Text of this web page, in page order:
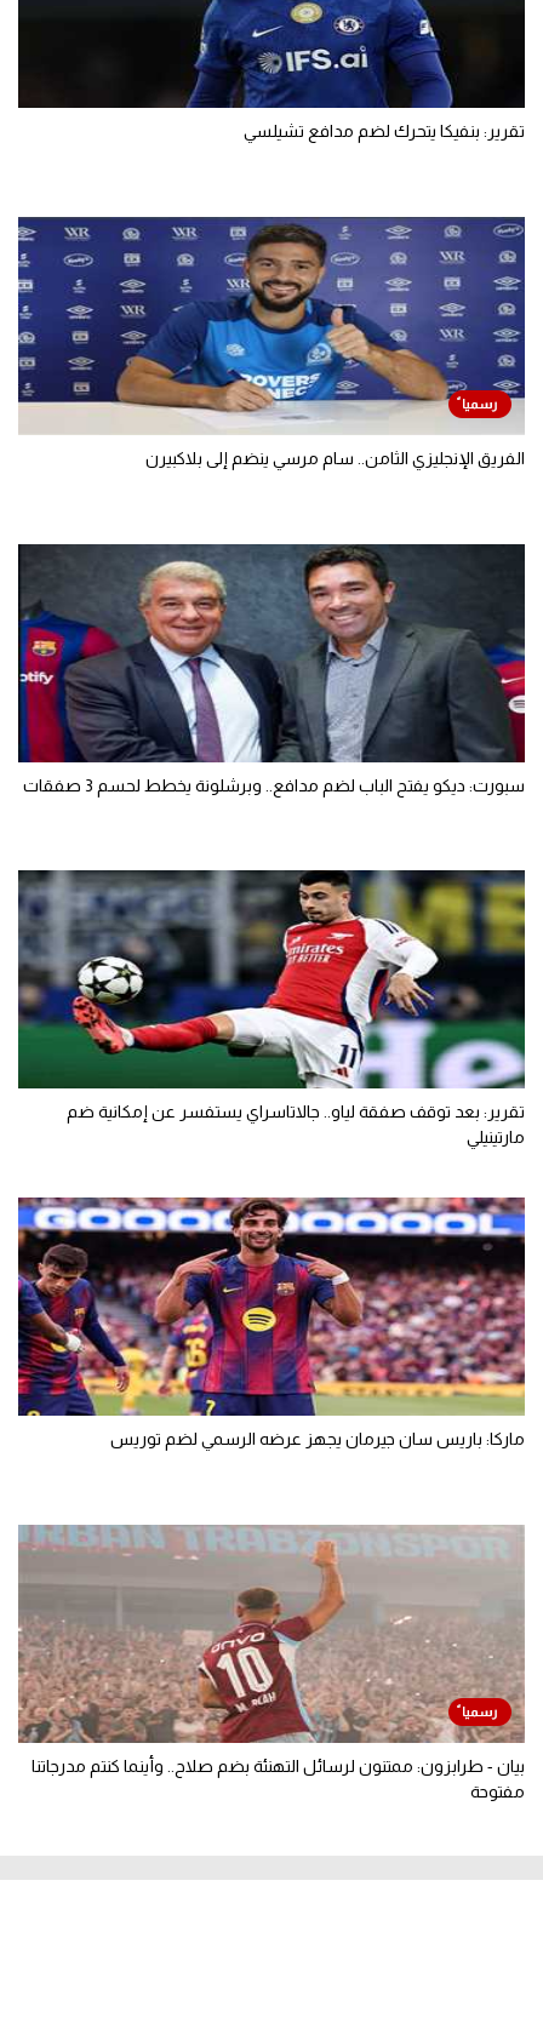
تقرير: بنفيكا يتحرك لضم مدافع تشيلسي
الفريق الإنجليزي الثامن.. سام مرسي ينضم إلى بلاكبيرن
سبورت: ديكو يفتح الباب لضم مدافع.. وبرشلونة يخطط لحسم 3 صفقات
تقرير: بعد توقف صفقة لياو.. جالاتاسراي يستفسر عن إمكانية ضم
مارتينيلي
ماركا: باريس سان جيرمان يجهز عرضه الرسمي لضم توريس
بيان - طرابزون: ممتنون لرسائل التهنئة بضم صلاح.. وأينما كنتم مدرجاتنا
مفتوحة